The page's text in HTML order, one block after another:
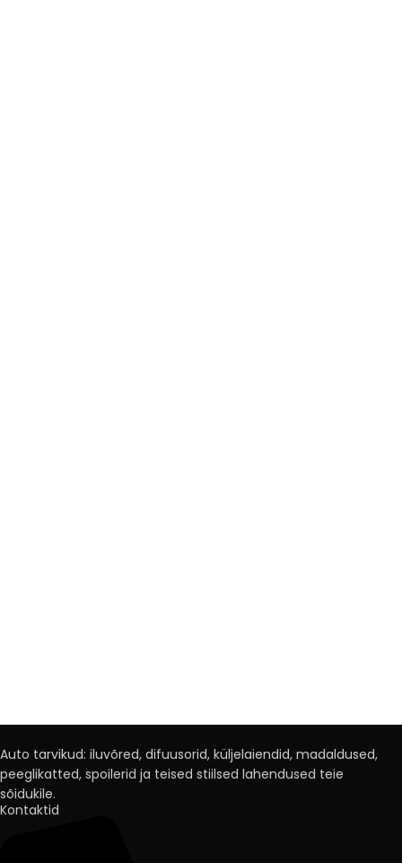
Auto tarvikud: iluvõred, difuusorid, küljelaiendid, madaldused,
peeglikatted, spoilerid ja teised stiilsed lahendused teie
sõidukile.
Kontaktid